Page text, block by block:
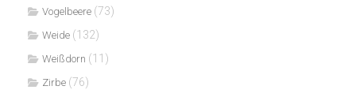
Vogelbeere (73)
Weide (132)
Weißdorn (11)
Zirbe (76)